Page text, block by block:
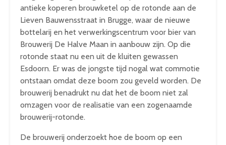
antieke koperen brouwketel op de rotonde aan de
Lieven Bauwensstraat in Brugge, waar de nieuwe
bottelarij en het verwerkingscentrum voor bier van
Brouwerij De Halve Maan in aanbouw zijn. Op die
rotonde staat nu een uit de kluiten gewassen
Esdoorn. Er was de jongste tijd nogal wat commotie
ontstaan omdat deze boom zou geveld worden. De
brouwerij benadrukt nu dat het de boom niet zal
omzagen voor de realisatie van een zogenaamde
brouwerij-rotonde.
De brouwerij onderzoekt hoe de boom op een